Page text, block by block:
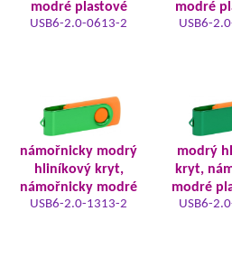
modré plastové
USB6-2.0-0613-2
modré
USB6-
námořnicky modrý
hliníkový kryt,
námořnicky modré
USB6-2.0-1313-2
modrý
kryt,
modré
USB6-